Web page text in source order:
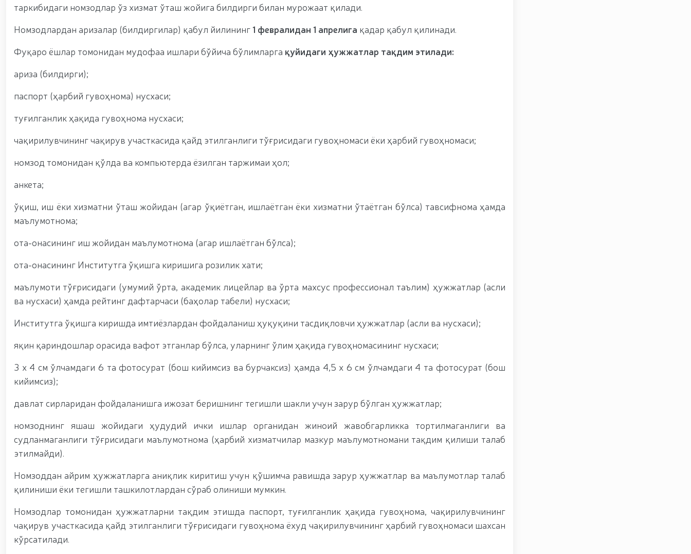
таркибидаги номзодлар ўз хизмат ўташ жойига билдирги билан мурожаат қилади.
Номзодлардан аризалар (билдиргилар) қабул йилининг1 февралидан 1 апрелига қадар қабул қилинади.
Фуқаро ёшлар томонидан мудофаа ишлари бўйича бўлимларга қуйидаги ҳужжатлар тақдим этилади:
ариза (билдирги);
паспорт (ҳарбий гувоҳнома) нусхаси;
туғилганлик ҳақида гувоҳнома нусхаси;
чақирилувчининг чақирув участкасида қайд этилганлиги тўғрисидаги гувоҳномаси ёки ҳарбий гувоҳномаси;
номзод томонидан қўлда ва компьютерда ёзилган таржимаи ҳол;
анкета;
ўқиш, иш ёки хизматни ўташ жойидан (агар ўқиётган, ишлаётган ёки хизматни ўтаётган бўлса) тавсифнома ҳамда
маълумотнома;
ота-онасининг иш жойидан маълумотнома (агар ишлаётган бўлса);
ота-онасининг Институтга ўқишга киришига розилик хати;
маълумоти тўғрисидаги (умумий ўрта, академик лицейлар ва ўрта махсус профессионал таълим) ҳужжатлар (асли
ва нусхаси) ҳамда рейтинг дафтарчаси (баҳолар табели) нусхаси;
Институтга ўқишга киришда имтиёзлардан фойдаланиш ҳуқуқини тасдиқловчи ҳужжатлар (асли ва нусхаси);
яқин қариндошлар орасида вафот этганлар бўлса, уларнинг ўлим ҳақида гувоҳномасининг нусхаси;
3 х 4 см ўлчамдаги 6 та фотосурат (бош кийимсиз ва бурчаксиз) ҳамда 4,5 х 6 см ўлчамдаги 4 та фотосурат (бош
кийимсиз);
давлат сирларидан фойдаланишга ижозат беришнинг тегишли шакли учун зарур бўлган ҳужжатлар;
номзоднинг яшаш жойидаги ҳудудий ички ишлар органидан жиноий жавобгарликка тортилмаганлиги ва
судланмаганлиги тўғрисидаги маълумотнома (ҳарбий хизматчилар мазкур маълумотномани тақдим қилиши талаб
этилмайди).
Номзоддан айрим ҳужжатларга аниқлик киритиш учун қўшимча равишда зарур ҳужжатлар ва маълумотлар талаб
қилиниши ёки тегишли ташкилотлардан сўраб олиниши мумкин.
Номзодлар томонидан ҳужжатларни тақдим этишда паспорт, туғилганлик ҳақида гувоҳнома, чақирилувчининг
чақирув участкасида қайд этилганлиги тўғрисидаги гувоҳнома ёхуд чақирилувчининг ҳарбий гувоҳномаси шахсан
кўрсатилади.